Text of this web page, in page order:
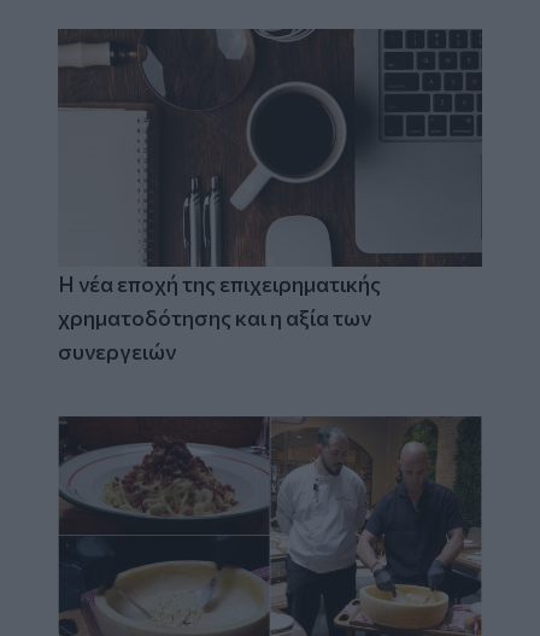
Η νέα εποχή της επιχειρηματικής
χρηματοδότησης και η αξία των
συνεργειών